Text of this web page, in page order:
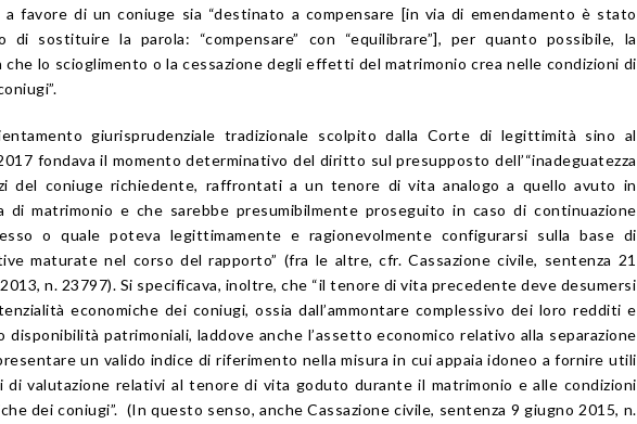
a favore di un coniuge sia “destinato a compensare [in via di emendamento è stato
di sostituire la parola: “compensare” con “equilibrare”], per quanto possibile, la
che lo scioglimento o la cessazione degli effetti del matrimonio crea nelle condizioni di
giurisprudenziale tradizionale scolpito dalla Corte di legittimità sino al
fondava il momento determinativo del diritto sul presupposto dell’“inadeguatezza
del coniuge richiedente, raffrontati a un tenore di vita analogo a quello avuto in
di matrimonio e che sarebbe presumibilmente proseguito in caso di continuazione
o quale poteva legittimamente e ragionevolmente configurarsi sulla base di
maturate nel corso del rapporto” (fra le altre, cfr. Cassazione civile, sentenza 21
n. 23797). Si specificava, inoltre, che “il tenore di vita precedente deve desumersi
economiche dei coniugi, ossia dall’ammontare complessivo dei loro redditi e
disponibilità patrimoniali, laddove anche l’assetto economico relativo alla separazione
un valido indice di riferimento nella misura in cui appaia idoneo a fornire utili
di valutazione relativi al tenore di vita goduto durante il matrimonio e alle condizioni
dei coniugi”. (In questo senso, anche Cassazione civile, sentenza 9 giugno 2015, n.